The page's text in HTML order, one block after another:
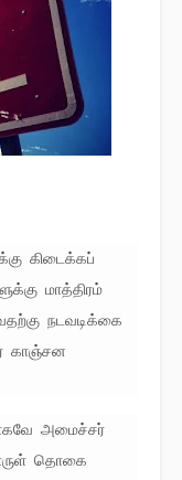
கிடைக்கப்
மாத்திரம்
நடவடிக்கை
காஞ்சன
அமைச்சர்
தொகை